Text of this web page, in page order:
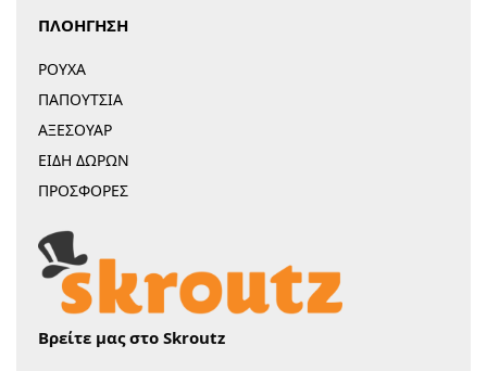
ΠΛΟΗΓΗΣΗ
ΡΟΥΧΑ
ΠΑΠΟΥΤΣΙΑ
ΑΞΕΣΟΥΑΡ
ΕΙΔΗ ΔΩΡΩΝ
ΠΡΟΣΦΟΡΕΣ
Βρείτε μας στο Skroutz